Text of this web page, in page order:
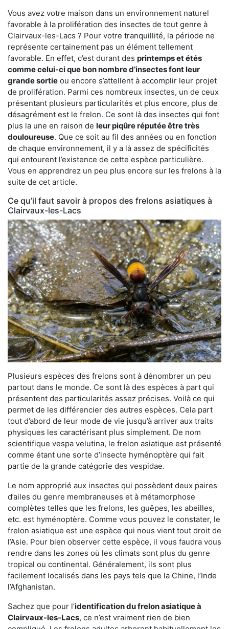
Vous avez votre maison dans un environnement naturel
favorable à la prolifération des insectes de tout genre à
Clairvaux-les-Lacs ? Pour votre tranquillité, la période ne
représente certainement pas un élément tellement
favorable. En effet, c’est durant des printemps et étés
comme celui-ci que bon nombre d’insectes font leur
grande sortie ou encore s’attellent à accomplir leur projet
de prolifération. Parmi ces nombreux insectes, un de ceux
présentant plusieurs particularités et plus encore, plus de
désagrément est le frelon. Ce sont là des insectes qui font
plus la une en raison de leur piqûre réputée être très
douloureuse. Que ce soit au fil des années ou en fonction
de chaque environnement, il y a là assez de spécificités
qui entourent l’existence de cette espèce particulière.
Vous en apprendrez un peu plus encore sur les frelons à la
suite de cet article.
Ce qu’il faut savoir à propos des frelons asiatiques à
Clairvaux-les-Lacs
Plusieurs espèces des frelons sont à dénombrer un peu
partout dans le monde. Ce sont là des espèces à part qui
présentent des particularités assez précises. Voilà ce qui
permet de les différencier des autres espèces. Cela part
tout d’abord de leur mode de vie jusqu’à arriver aux traits
physiques les caractérisant plus simplement. De nom
scientifique vespa velutina, le frelon asiatique est présenté
comme étant une sorte d’insecte hyménoptère qui fait
partie de la grande catégorie des vespidae.
Le nom approprié aux insectes qui possèdent deux paires
d’ailes du genre membraneuses et à métamorphose
complètes telles que les frelons, les guêpes, les abeilles,
etc. est hyménoptère. Comme vous pouvez le constater, le
frelon asiatique est une espèce qui nous vient tout droit de
l’Asie. Pour bien observer cette espèce, il vous faudra vous
rendre dans les zones où les climats sont plus du genre
tropical ou continental. Généralement, ils sont plus
facilement localisés dans les pays tels que la Chine, l’Inde
l’Afghanistan.
Sachez que pour l’identification du frelon asiatiqueà
Clairvaux-les-Lacs, ce n’est vraiment rien de bien